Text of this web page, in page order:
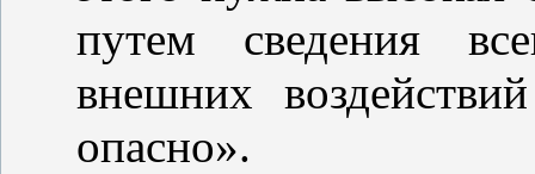
путем сведения
внешних
опасно».